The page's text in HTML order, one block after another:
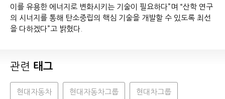
이를 유용한 에너지로 변화시키는 기술이 필요하다”며 “산학 연구
의 시너지를 통해 탄소중립의 핵심 기술을 개발할 수 있도록 최선
을 다하겠다”고 밝혔다.
관련 태그
현대자동차 현대자동차그룹 현대차그룹